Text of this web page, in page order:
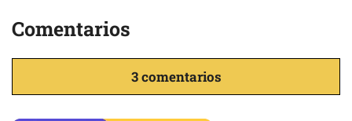
Comentarios
3 comentarios